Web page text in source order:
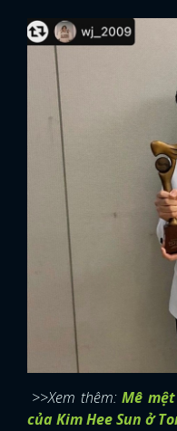
>>Xem thêm:Mê
của Kim Hee Sun ở